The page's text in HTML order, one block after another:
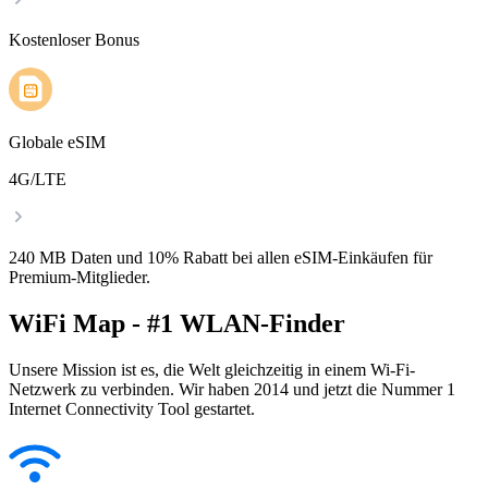
Kostenloser Bonus
Globale eSIM
4G/LTE
240 MB Daten und 10% Rabatt bei allen eSIM-Einkäufen für
Premium-Mitglieder.
WiFi Map - #1 WLAN-Finder
Unsere Mission ist es, die Welt gleichzeitig in einem Wi-Fi-
Netzwerk zu verbinden. Wir haben 2014 und jetzt die Nummer 1
Internet Connectivity Tool gestartet.